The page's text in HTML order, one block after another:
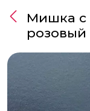
Мишка с
розовый